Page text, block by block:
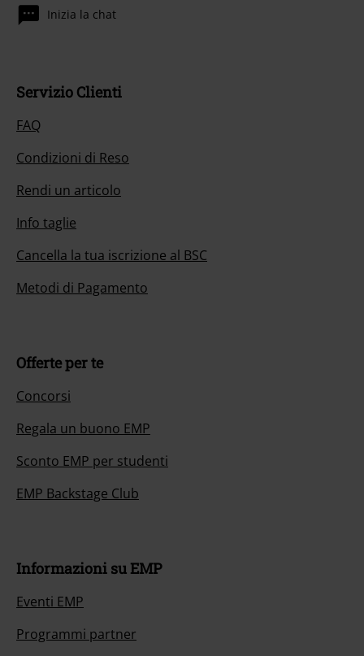
Inizia la chat
Servizio Clienti
FAQ
Condizioni di Reso
Rendi un articolo
Info taglie
Cancella la tua iscrizione al BSC
Metodi di Pagamento
Offerte per te
Concorsi
Regala un buono EMP
Sconto EMP per studenti
EMP Backstage Club
Informazioni su EMP
Eventi EMP
Programmi partner